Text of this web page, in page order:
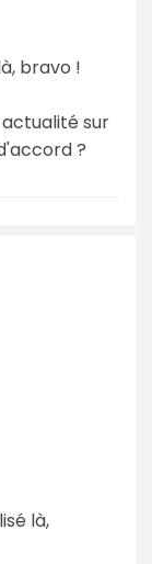
bravo !
sur
?
là,